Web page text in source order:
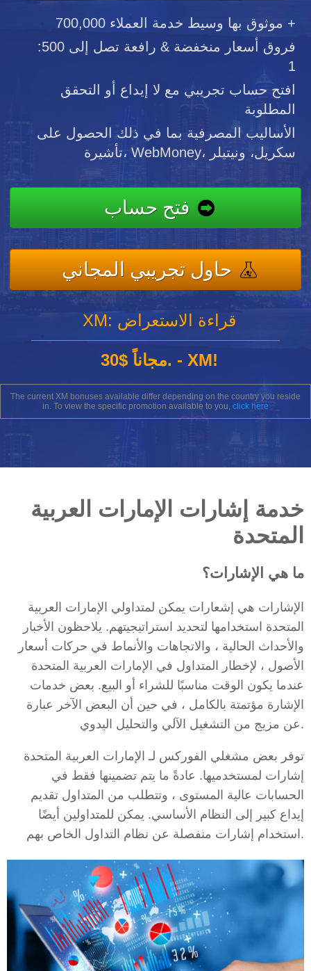
موثوق بها وسيط خدمة العملاء 700,000 +
فروق أسعار منخفضة & رافعة تصل إلى 500:
1
افتح حساب تجريبي مع لا إيداع أو التحقق
المطلوبة
الأساليب المصرفية بما في ذلك الحصول على
تأشيرة، WebMoney، سكريل، ونيتيلر
فتح حساب
حاول تجريبي المجاني
XM: قراءة الاستعراض
30$ مجاناً. - XM!
The current XM bonuses available differ depending on the country you reside
in. To view the specific promotion available to you, click here
خدمة إشارات الإمارات العربية
المتحدة
ما هي الإشارات؟
الإشارات هي إشعارات يمكن لمتداولي الإمارات العربية
المتحدة استخدامها لتحديد استراتيجيتهم. يلاحظون الأخبار
والأحداث الحالية ، والاتجاهات والأنماط في حركات أسعار
الأصول ، لإخطار المتداول في الإمارات العربية المتحدة
عندما يكون الوقت مناسبًا للشراء أو البيع. بعض خدمات
الإشارة مؤتمتة بالكامل ، في حين أن البعض الآخر عبارة
عن مزيج من التشغيل الآلي والتحليل اليدوي.
توفر بعض مشغلي الفوركس لـ الإمارات العربية المتحدة
إشارات لمستخدميها. عادةً ما يتم تضمينها فقط في
الحسابات عالية المستوى ، وتتطلب من المتداول تقديم
إيداع كبير إلى النظام الأساسي. يمكن للمتداولين أيضًا
استخدام إشارات منفصلة عن نظام التداول الخاص بهم.